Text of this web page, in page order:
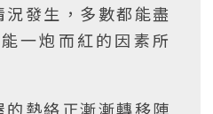
發生，多數都能盡
一炮而紅的因素所
熱絡正漸漸轉移陣